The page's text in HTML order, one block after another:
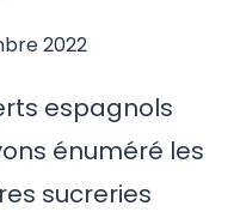
2022
espagnols
énuméré les
sucreries